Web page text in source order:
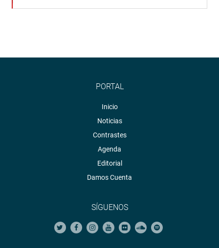
PORTAL
Inicio
Noticias
Contrastes
Agenda
Editorial
Damos Cuenta
SÍGUENOS